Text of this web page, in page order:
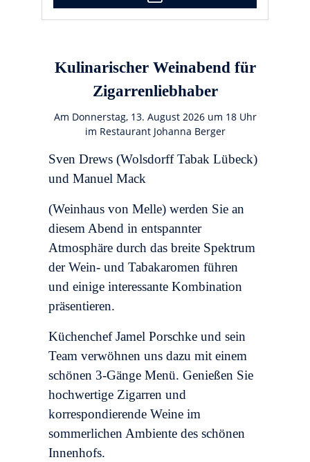
Kulinarischer Weinabend für
Zigarrenliebhaber
Am Donnerstag, 13. August 2026 um 18 Uhr
im Restaurant Johanna Berger
Sven Drews (Wolsdorff Tabak Lübeck)
und Manuel Mack
(Weinhaus von Melle) werden Sie an
diesem Abend in entspannter
Atmosphäre durch das breite Spektrum
der Wein- und Tabakaromen führen
und einige interessante Kombination
präsentieren.
Küchenchef Jamel Porschke und sein
Team verwöhnen uns dazu mit einem
schönen 3-Gänge Menü. Genießen Sie
hochwertige Zigarren und
korrespondierende Weine im
sommerlichen Ambiente des schönen
Innenhofs.